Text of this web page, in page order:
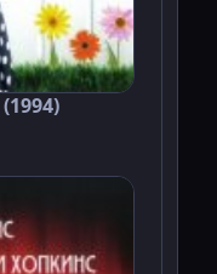
(1994)